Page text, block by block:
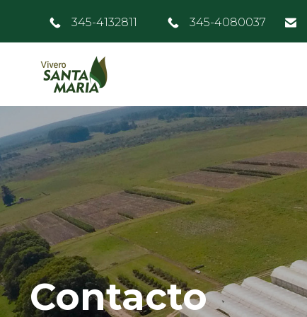
345-4132811 345-4080037
Contacto